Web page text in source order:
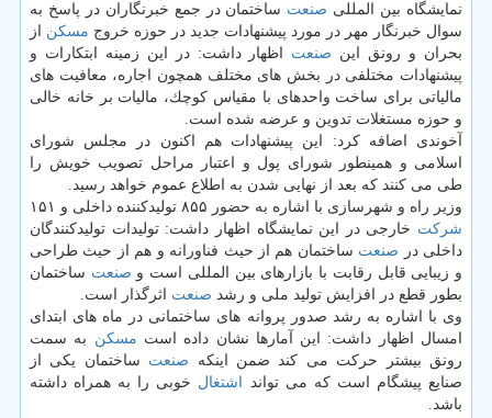
نمایشگاه بین المللی صنعت ساختمان در جمع خبرنگاران در پاسخ به
سوال خبرنگار مهر در مورد پیشنهادات جدید در حوزه خروج مسكن از
بحران و رونق این صنعت اظهار داشت: در این زمینه ابتكارات و
پیشنهادات مختلفی در بخش های مختلف همچون اجاره، معافیت های
مالیاتی برای ساخت واحدهای با مقیاس كوچك، مالیات بر خانه خالی
و حوزه مستغلات تدوین و عرضه شده است.
آخوندی اضافه كرد: این پیشنهادات هم اكنون در مجلس شورای
اسلامی و همینطور شورای پول و اعتبار مراحل تصویب خویش را
طی می كنند كه بعد از نهایی شدن به اطلاع عموم خواهد رسید.
وزیر راه و شهرسازی با اشاره به حضور ۸۵۵ تولیدكننده داخلی و ۱۵۱
شركت خارجی در این نمایشگاه اظهار داشت: تولیدات تولیدكنندگان
داخلی در صنعت ساختمان هم از حیث فناورانه و هم از حیث طراحی
و زیبایی قابل رقابت با بازارهای بین المللی است و صنعت ساختمان
بطور قطع در افزایش تولید ملی و رشد صنعت اثرگذار است.
وی با اشاره به رشد صدور پروانه های ساختمانی در ماه های ابتدای
امسال اظهار داشت: این آمارها نشان داده است مسكن به سمت
رونق بیشتر حركت می كند ضمن اینكه صنعت ساختمان یكی از
صنایع پیشگام است كه می تواند
اشتغال خوبی را به همراه داشته
باشد.